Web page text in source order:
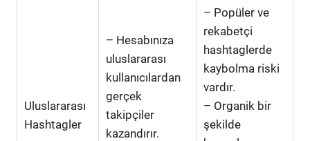
Uluslararası
Hashtagler
– Hesabınıza
uluslararası
kullanıcılardan
gerçek
takipçiler
kazandırır.
– Popüler ve
rekabetçi
hashtaglerde
kaybolma riski
vardır.
– Organik bir
şekilde